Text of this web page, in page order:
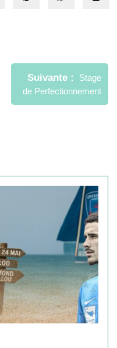
Suivante
Stage
de Perfectionnement